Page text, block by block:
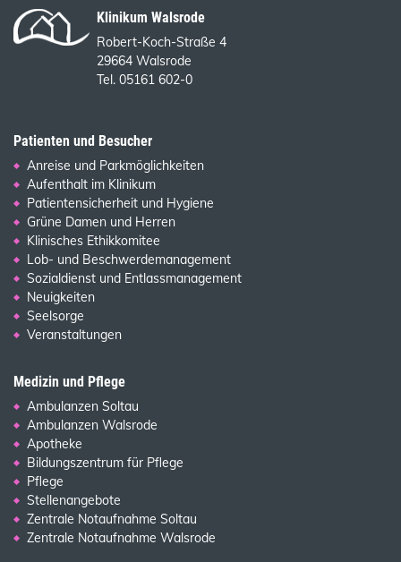
Klinikum Walsrode
Robert-Koch-Straße 4
29664 Walsrode
Tel. 05161 602-0
Patienten und Besucher
Anreise und Parkmöglichkeiten
Aufenthalt im Klinikum
Patientensicherheit und Hygiene
Grüne Damen und Herren
Klinisches Ethikkomitee
Lob- und Beschwerdemanagement
Sozialdienst und Entlassmanagement
Neuigkeiten
Seelsorge
Veranstaltungen
Medizin und Pflege
Ambulanzen Soltau
Ambulanzen Walsrode
Apotheke
Bildungszentrum für Pflege
Pflege
Stellenangebote
Zentrale Notaufnahme Soltau
Zentrale Notaufnahme Walsrode